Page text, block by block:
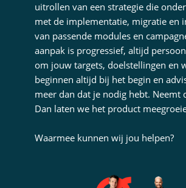
uitrollen van een strategie die
met de implementatie, migratie en
van passende modules en
aanpak is progressief, altijd
om jouw targets, doelstellingen en
beginnen altijd bij het begin en
meer dan dat je nodig hebt. Neemt
Dan laten we het product
Waarmee kunnen wij jou helpen?